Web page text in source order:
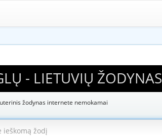
- LIETUVIŲ ŽODYNAS
žodynas internete nemokamai